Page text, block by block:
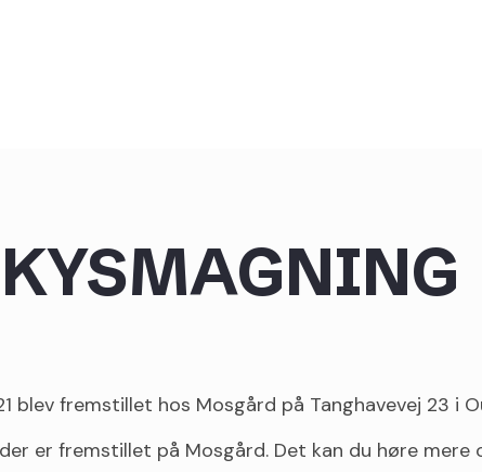
blev fremstillet hos Mosgård på Tanghavevej 23 i
er fremstillet på Mosgård. Det kan du høre mere